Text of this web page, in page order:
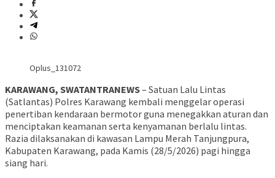
Oplus_131072
KARAWANG, SWATANTRANEWS– Satuan Lalu Lintas
(Satlantas) Polres Karawang kembali menggelar operasi
penertiban kendaraan bermotor guna menegakkan aturan dan
menciptakan keamanan serta kenyamanan berlalu lintas.
Razia dilaksanakan di kawasan Lampu Merah Tanjungpura,
Kabupaten Karawang, pada Kamis (28/5/2026) pagi hingga
siang hari.